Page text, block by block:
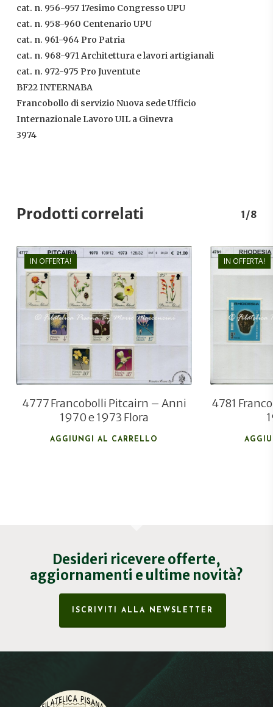
cat. n. 956-957 17esimo Congresso UPU
cat. n. 958-960 Centenario UPU
cat. n. 961-964 Pro Patria
cat. n. 968-971 Architettura e lavori artigianali
cat. n. 972-975 Pro Juventute
BF22 INTERNABA
Francobollo di servizio Nuova sede Ufficio
Internazionale Lavoro UIL a Ginevra
3974
Prodotti correlati 1/8
IN OFFERTA!
€ 21,00
€15,00
4777 Francobolli Pitcairn – Anni
1970 e 1973 Flora
AGGIUNGI AL CARRELLO
IN OFFERTA!
4781
Desideri ricevere offerte,
aggiornamenti e ultime novità?
ISCRIVITI ALLA NEWSLETTER